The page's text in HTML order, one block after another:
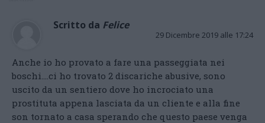
Scritto da Felice
29 Dicembre 2019 alle 17:24
Anche io ho provato a fare una passeggiata nei
boschi….ci ho trovato 2 discariche abusive, sono
uscito da un sentiero dove ho incrociato una
prostituta appena lasciata da un cliente e alla fine
son tornato a casa sperando che questo paese venga